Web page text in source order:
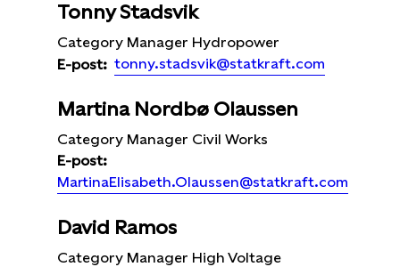
Tonny Stadsvik
Category Manager Hydropower
E-post: tonny.stadsvik@statkraft.com
Martina Nordbø Olaussen
Category Manager Civil Works
E-post:
MartinaElisabeth.Olaussen@statkraft.com
David Ramos
Category Manager High Voltage